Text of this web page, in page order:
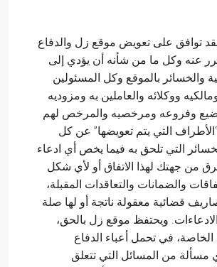
توافق على تعويض موقع زل والدفاع
عنه وكل ما من شأنه أن يؤدي إلى
والخسائر بالموقع وكل المسئولين
ووكلائه والعاملين به ومزوديه
وفروعه ومرخصيه والمرخص لهم
التي يتم تعويضها” عن كل
التي تلحق به فيما يخص أي ادعاء
من جهتك لهذا الاتفاق أو لأي شكل
والضمانات والتعاقدات المقبلة،
قضائية معقولة ناتجة أو لها صلة
ويحتفظ موقع زل بالحق،
في تحمل أعباء الدفاع
مسألة من المسائل التي تتعلق